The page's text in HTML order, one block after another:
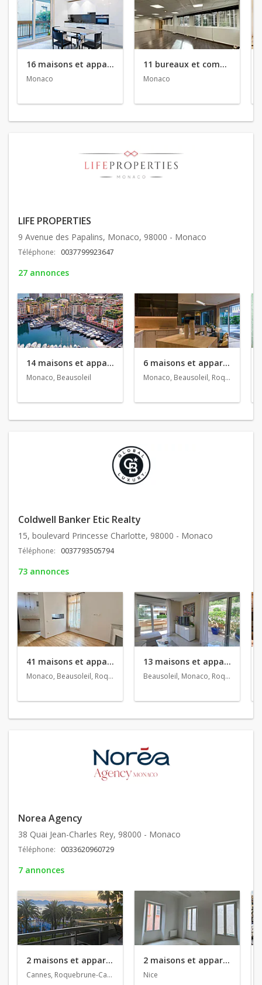
16 maisons et appartements en vente
Monaco
11 bureaux et commerces en vente
Monaco
LIFE PROPERTIES
9 Avenue des Papalins, Monaco, 98000 - Monaco
Téléphone: 0037799923647
27 annonces
14 maisons et appartements en vente
Monaco, Beausoleil
6 maisons et appartements en location
Monaco, Beausoleil, Roquebrune-Cap-Martin
Coldwell Banker Etic Realty
15, boulevard Princesse Charlotte, 98000 - Monaco
Téléphone: 0037793505794
73 annonces
41 maisons et appartements en vente
Monaco, Beausoleil, Roquebrune-Cap-Martin
13 maisons et appartements en location
Beausoleil, Monaco, Roquebrune-Cap-Martin
Norea Agency
38 Quai Jean-Charles Rey, 98000 - Monaco
Téléphone: 0033620960729
7 annonces
2 maisons et appartements en location
Cannes, Roquebrune-Cap-Martin
2 maisons et appartements en vente
Nice